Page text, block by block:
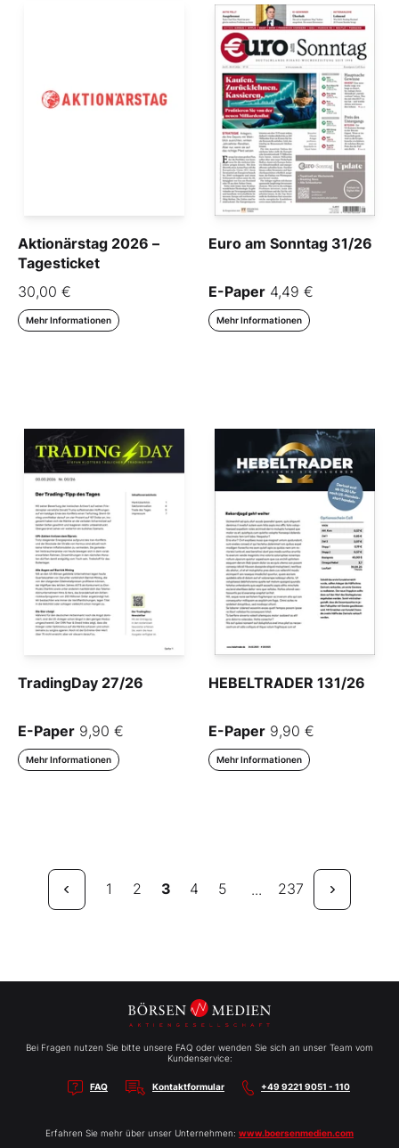
Aktionärstag 2026 –
Tagesticket
30,00 €
Mehr Informationen
Euro am Sonntag 31/26
E-Paper 4,49 €
Mehr Informationen
TradingDay 27/26
E-Paper 9,90 €
Mehr Informationen
HEBELTRADER 131/26
E-Paper 9,90 €
Mehr Informationen
1 2 3 4 5 ... 237
Bei Fragen nutzen Sie bitte unsere FAQ oder wenden Sie sich an unser Team vom
Kundenservice:
FAQ Kontaktformular +49 9221 9051 - 110
Erfahren Sie mehr über unser Unternehmen: www.boersenmedien.com